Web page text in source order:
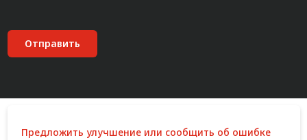
Отправить
Предложить улучшение или сообщить об ошибке